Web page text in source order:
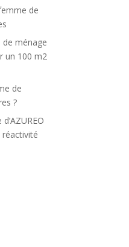
de
de ménage
un 100 m2
de
?